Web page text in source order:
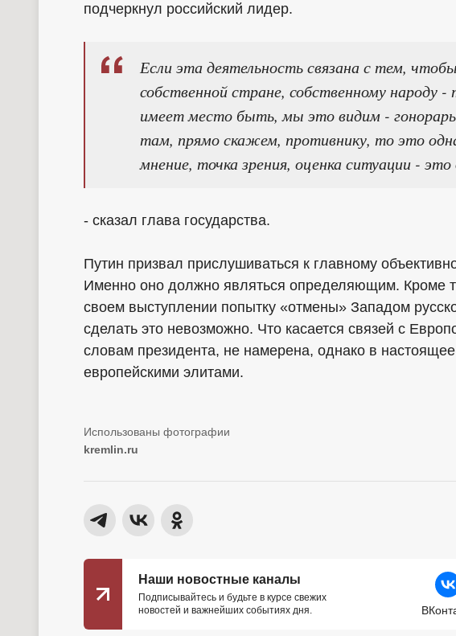
подчеркнул российский лидер.
Если эта деятельность связана с тем,
собственной стране, собственному народу
имеет место быть, мы это видим -
там, прямо скажем, противнику, то это
мнение, точка зрения, оценка ситуации -
- сказал глава государства.
Путин призвал прислушиваться к главному
Именно оно должно являться определяющим. Кроме
своем выступлении попытку «отмены» Западом
сделать это невозможно. Что касается связей с
словам президента, не намерена, однако в
европейскими элитами.
kremlin.ru
Наши новостные каналы
Подписывайтесь и будьте в курсе свежих
новостей и важнейших событиях дня.